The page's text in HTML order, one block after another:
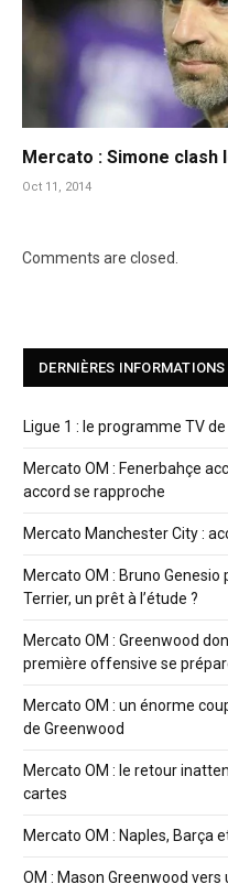
Mercato : Simone
Oct 11, 2014
Comments are closed.
DERNIÈRES INFORMATIONS
Ligue 1 : le programme TV
Mercato OM : Fenerbahçe
accord se rapproche
Mercato Manchester City :
Mercato OM : Bruno
Terrier, un prêt à l’étude ?
Mercato OM : Greenwood
première offensive se
Mercato OM : un énorme
de Greenwood
Mercato OM : le retour
cartes
Mercato OM : Naples, Barça
OM : Mason Greenwood